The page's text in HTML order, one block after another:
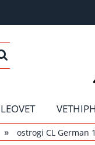
LEOVET
» ostrogi CL German